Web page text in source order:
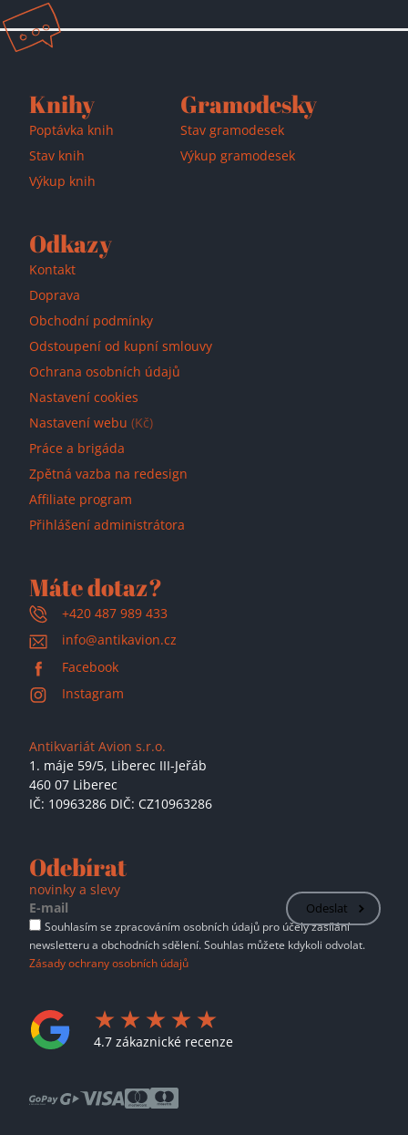
Přidáno do košíku!
Knihy
Poptávka knih
Stav knih
Výkup knih
Gramodesky
Stav gramodesek
Výkup gramodesek
Odkazy
Kontakt
Doprava
Obchodní podmínky
Odstoupení od kupní smlouvy
Ochrana osobních údajů
Nastavení cookies
Nastavení webu (Kč)
Práce a brigáda
Zpětná vazba na redesign
Affiliate program
Přihlášení administrátora
Máte dotaz?
+420 487 989 433
info@antikavion.cz
Facebook
Instagram
Antikvariát Avion s.r.o.
1. máje 59/5, Liberec III-Jeřáb
460 07 Liberec
IČ: 10963286 DIČ: CZ10963286
Odebírat
novinky a slevy
Odeslat
Souhlasím se zpracováním osobních údajů pro účely zasílání
newsletteru a obchodních sdělení. Souhlas můžete kdykoli odvolat.
Zásady ochrany osobních údajů
4.7 zákaznické recenze